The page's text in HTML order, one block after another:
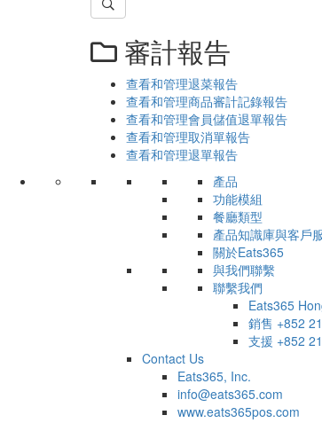
審計報告
查看和管理退菜報告
查看和管理商品審計記錄報告
查看和管理會員儲值退單報告
查看和管理取消單報告
查看和管理退單報告
產品
功能模組
餐廳類型
產品知識庫與客戶
關於Eats365
與我們聯繫
聯繫我們
Eats365
銷售 +852
支援 +852
Contact Us
Eats365, Inc.
info@eats365.com
www.eats365pos.com